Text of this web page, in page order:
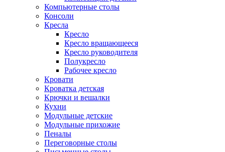
Компьютерные столы
Консоли
Кресла
Кресло
Кресло вращающееся
Кресло руководителя
Полукресло
Рабочее кресло
Кровати
Кроватка детская
Крючки и вешалки
Кухни
Модульные детские
Модульные прихожие
Пеналы
Переговорные столы